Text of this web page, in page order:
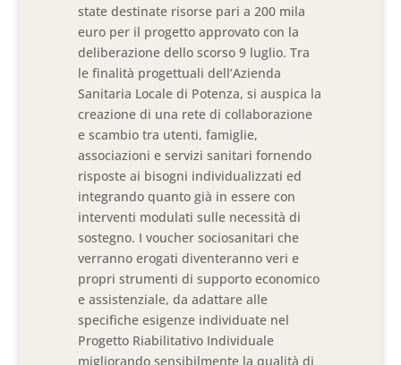
state destinate risorse pari a 200 mila
euro per il progetto approvato con la
deliberazione dello scorso 9 luglio. Tra
le finalità progettuali dell’Azienda
Sanitaria Locale di Potenza, si auspica la
creazione di una rete di collaborazione
e scambio tra utenti, famiglie,
associazioni e servizi sanitari fornendo
risposte ai bisogni individualizzati ed
integrando quanto già in essere con
interventi modulati sulle necessità di
sostegno. I voucher sociosanitari che
verranno erogati diventeranno veri e
propri strumenti di supporto economico
e assistenziale, da adattare alle
specifiche esigenze individuate nel
Progetto Riabilitativo Individuale
migliorando sensibilmente la qualità di